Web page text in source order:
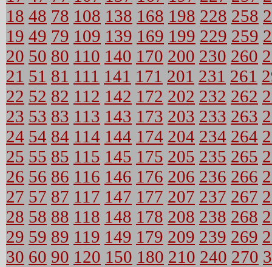
18 48 78 108 138 168 198 228 258
19 49 79 109 139 169 199 229 259
20 50 80 110 140 170 200 230 260
21 51 81 111 141 171 201 231 261
22 52 82 112 142 172 202 232 262
23 53 83 113 143 173 203 233 263
24 54 84 114 144 174 204 234 264
25 55 85 115 145 175 205 235 265
26 56 86 116 146 176 206 236 266
27 57 87 117 147 177 207 237 267
28 58 88 118 148 178 208 238 268
29 59 89 119 149 179 209 239 269
30 60 90 120 150 180 210 240 270